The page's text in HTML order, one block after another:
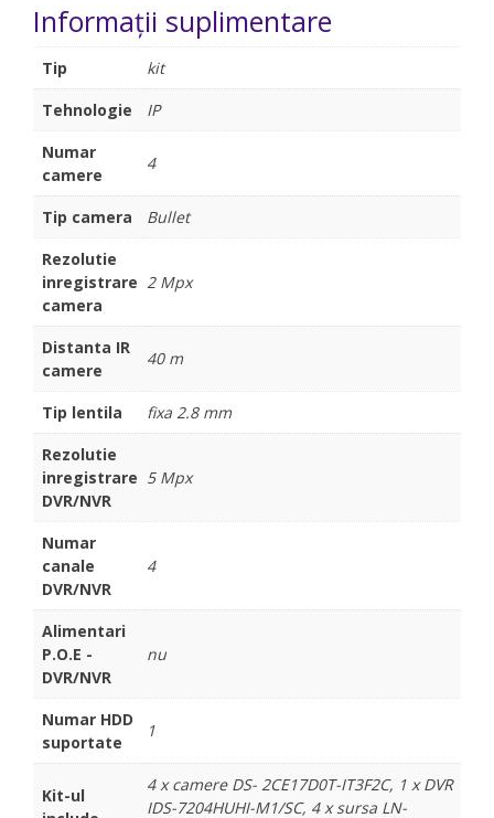
Informații suplimentare
Tip
kit
Tehnologie
IP
Numar
camere
4
Tip camera
Bullet
Rezolutie
inregistrare
camera
2 Mpx
Distanta IR
camere
40 m
Tip lentila
fixa 2.8 mm
Rezolutie
inregistrare
DVR/NVR
5 Mpx
Numar
canale
DVR/NVR
4
Alimentari
P.O.E -
DVR/NVR
nu
Numar HDD
suportate
1
Kit-ul
4 x camere DS- 2CE17D0T-IT3F2C, 1 x DVR
IDS-7204HUHI-M1/SC, 4 x sursa LN-